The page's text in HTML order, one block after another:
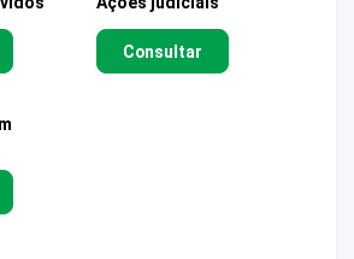
Consultar